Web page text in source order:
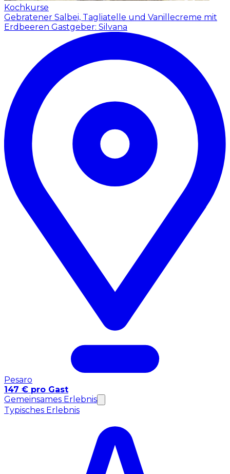
Kochkurse
Gebratener Salbei, Tagliatelle und Vanillecreme mit
Erdbeeren Gastgeber: Silvana
Pesaro
147 € pro Gast
Gemeinsames Erlebnis
Typisches Erlebnis